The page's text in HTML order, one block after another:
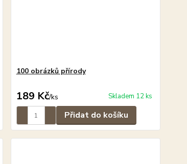
100 obrázků přírody
189 Kč/ks Skladem 12 ks
Přidat do košíku